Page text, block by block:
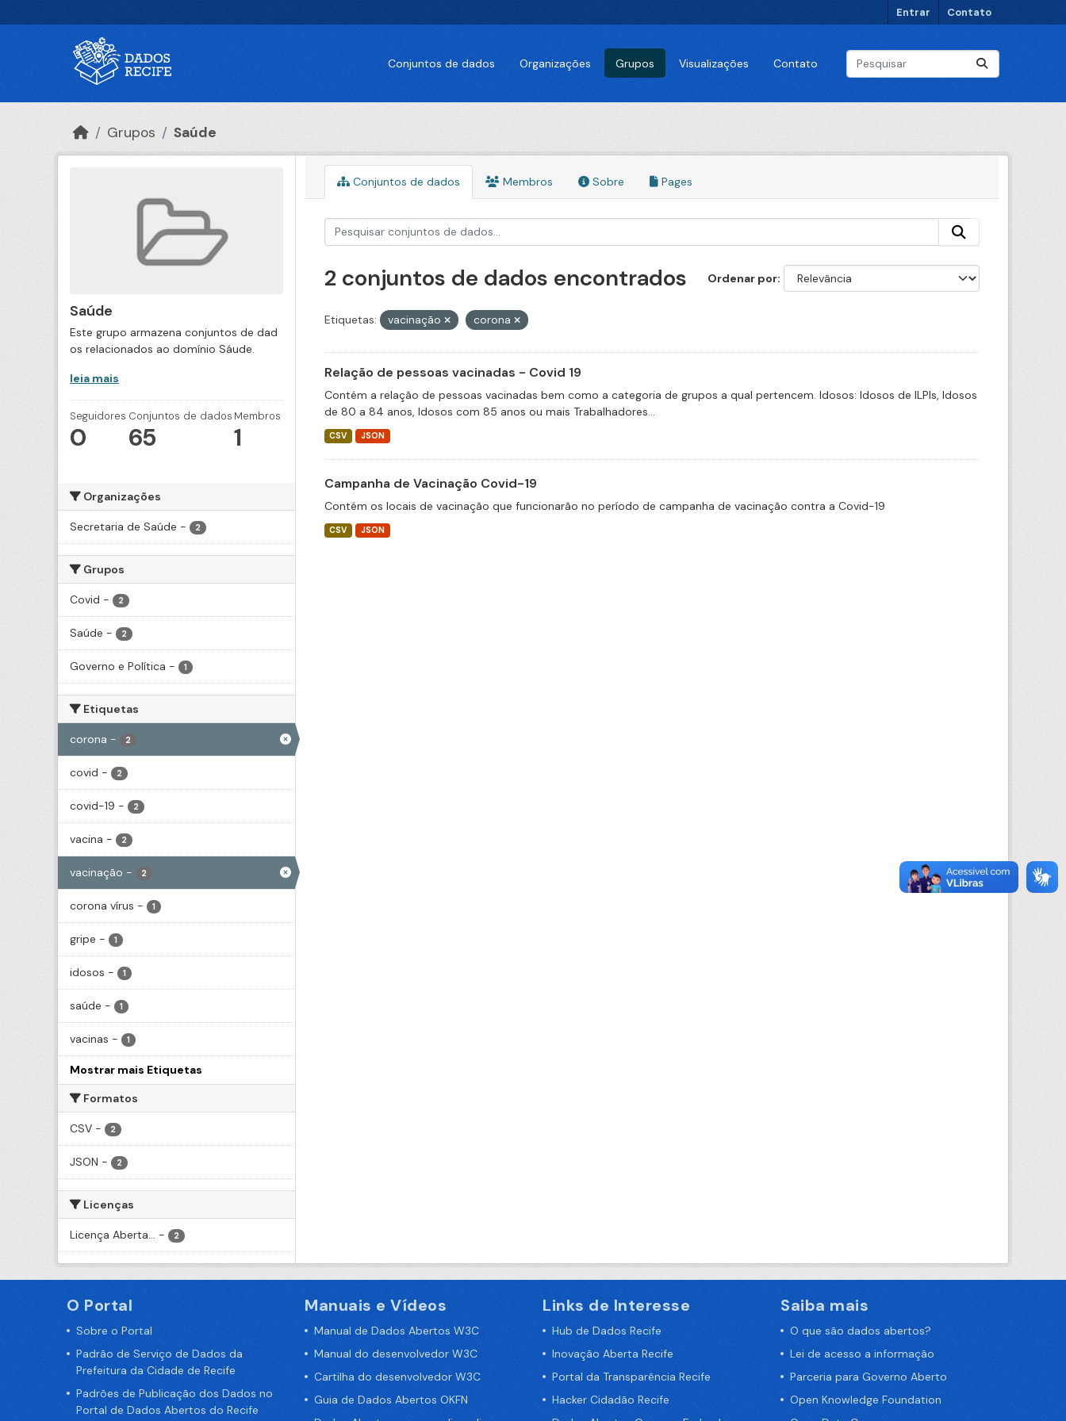
Entrar Contato
Conjuntos de dados Organizações Grupos Visualizações Contato
Grupos Saúde
Saúde
Este grupo armazena conjuntos de dad
os relacionados ao domínio Sáude.
leia mais
Seguidores
0
Conjuntos de dados
65
Membros
1
Organizações
Secretaria de Saúde - 2
Grupos
Covid - 2
Saúde - 2
Governo e Política - 1
Etiquetas
corona - 2
covid - 2
covid-19 - 2
vacina - 2
vacinação - 2
corona vírus - 1
gripe - 1
idosos - 1
saúde - 1
vacinas - 1
Mostrar mais Etiquetas
Formatos
CSV - 2
JSON - 2
Licenças
Licença Aberta... - 2
Conjuntos de dados Membros Sobre Pages
Ordenar por
2 conjuntos de dados encontrados
Etiquetas: vacinação corona
Relação de pessoas vacinadas - Covid 19
Contém a relação de pessoas vacinadas bem como a categoria de grupos a qual pertencem. Idosos: Idosos de ILPIs, Idosos
de 80 a 84 anos, Idosos com 85 anos ou mais Trabalhadores...
CSV JSON
Campanha de Vacinação Covid-19
Contém os locais de vacinação que funcionarão no período de campanha de vacinação contra a Covid-19
CSV JSON
O Portal
Sobre o Portal
Padrão de Serviço de Dados da
Prefeitura da Cidade de Recife
Padrões de Publicação dos Dados no
Portal de Dados Abertos do Recife
Manuais e Vídeos
Manual de Dados Abertos W3C
Manual do desenvolvedor W3C
Cartilha do desenvolvedor W3C
Guia de Dados Abertos OKFN
Links de Interesse
Hub de Dados Recife
Inovação Aberta Recife
Portal da Transparência Recife
Hacker Cidadão Recife
Saiba mais
O que são dados abertos?
Lei de acesso a informação
Parceria para Governo Aberto
Open Knowledge Foundation